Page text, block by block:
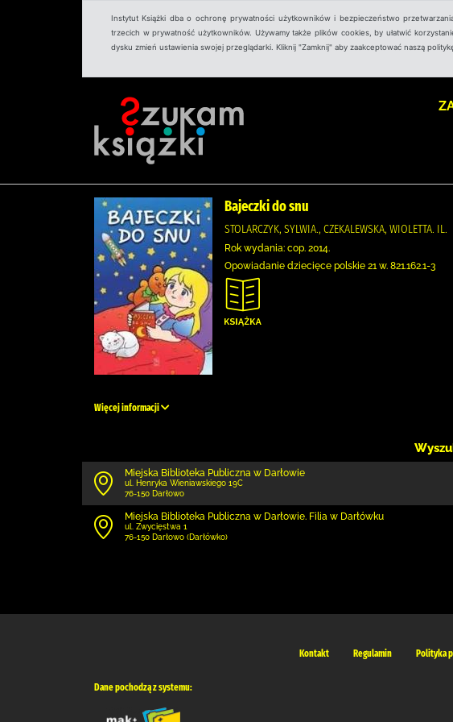
Instytut Książki dba o ochronę prywatności użytkowników i bezpieczeństwo
trzecich w prywatność użytkowników. Używamy także plików cookies, by ułatwić
dysku zmień ustawienia swojej przeglądarki. Kliknij "Zamknij" aby zaakceptować naszą
Bajeczki do snu
STOLARCZYK, SYLWIA., CZEKALEWSKA, WIOLETTA. IL.
Rok wydania: cop. 2014.
Opowiadanie dziecięce polskie 21 w. 821.162.1-3
Więcej informacji
Miejska Biblioteka Publiczna w Darłowie
ul. Henryka Wieniawskiego 19C
76-150 Darłowo
Miejska Biblioteka Publiczna w Darłowie. Filia w Darłówku
ul. Zwycięstwa 1
76-150 Darłowo (Darłówko)
Kontakt Regulamin Polityka
Dane pochodzą z systemu: